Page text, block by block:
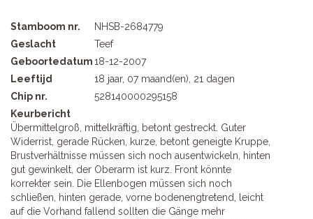
Stamboom nr.
NHSB-2684779
Geslacht
Teef
Geboortedatum18-12-2007
Leeftijd
18 jaar, 07 maand(en), 21 dagen
Chip nr.
528140000295158
Keurbericht
Übermittelgroß, mittelkräftig, betont gestreckt. Guter
Widerrist, gerade Rücken, kurze, betont geneigte Kruppe,
Brustverhältnisse müssen sich noch ausentwickeln, hinten
gut gewinkelt, der Oberarm ist kurz. Front könnte
korrekter sein. Die Ellenbogen müssen sich noch
schließen, hinten gerade, vorne bodenengtretend, leicht
auf die Vorhand fallend sollten die Gänge mehr